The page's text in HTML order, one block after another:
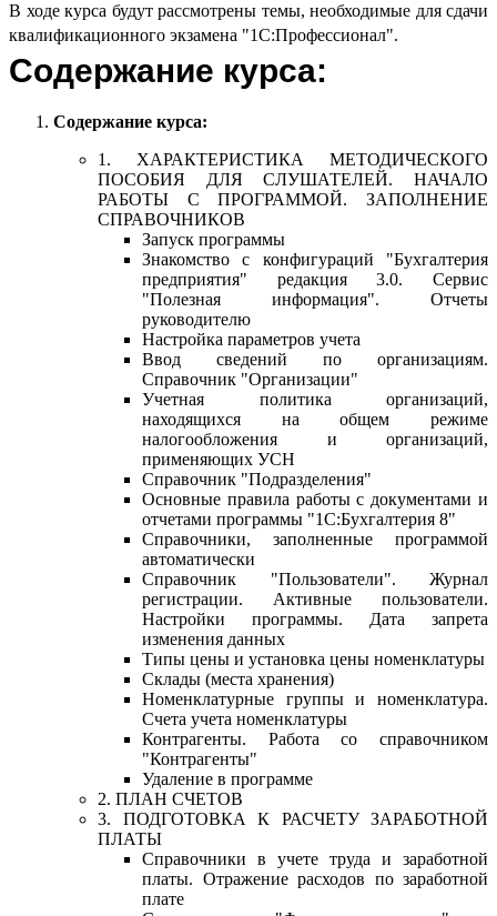
В ходе курса будут рассмотрены темы, необходимые для сдачи
квалификационного экзамена "1С:Профессионал".
Содержание курса:
Содержание курса:
1. ХАРАКТЕРИСТИКА МЕТОДИЧЕСКОГО
ПОСОБИЯ ДЛЯ СЛУШАТЕЛЕЙ. НАЧАЛО
РАБОТЫ С ПРОГРАММОЙ. ЗАПОЛНЕНИЕ
СПРАВОЧНИКОВ
Запуск программы
Знакомство с конфигураций "Бухгалтерия
предприятия" редакция 3.0. Сервис
"Полезная информация". Отчеты
руководителю
Настройка параметров учета
Ввод сведений по организациям.
Справочник "Организации"
Учетная политика организаций,
находящихся на общем режиме
налогообложения и организаций,
применяющих УСН
Справочник "Подразделения"
Основные правила работы с документами и
отчетами программы "1С:Бухгалтерия 8"
Справочники, заполненные программой
автоматически
Справочник "Пользователи". Журнал
регистрации. Активные пользователи.
Настройки программы. Дата запрета
изменения данных
Типы цены и установка цены номенклатуры
Склады (места хранения)
Номенклатурные группы и номенклатура.
Счета учета номенклатуры
Контрагенты. Работа со справочником
"Контрагенты"
Удаление в программе
2. ПЛАН СЧЕТОВ
3. ПОДГОТОВКА К РАСЧЕТУ ЗАРАБОТНОЙ
ПЛАТЫ
Справочники в учете труда и заработной
платы. Отражение расходов по заработной
плате